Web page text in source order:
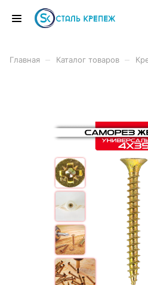
Главная Каталог товаров